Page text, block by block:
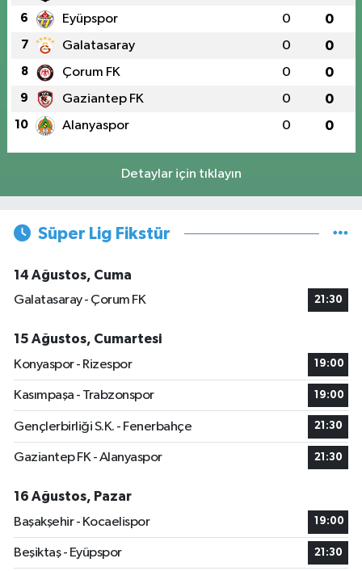
6 Eyüpspor 0 0
7 Galatasaray 0 0
8 Çorum FK 0 0
9 Gaziantep FK 0 0
10 Alanyaspor 0 0
Detaylar için tıklayın
Süper Lig Fikstür
14 Ağustos, Cuma
Galatasaray - Çorum FK
21:30
15 Ağustos, Cumartesi
Konyaspor - Rizespor
19:00
Kasımpaşa - Trabzonspor 19:00
Gençlerbirliği S.K. - Fenerbahçe 21:30
Gaziantep FK - Alanyaspor 21:30
16 Ağustos, Pazar
Başakşehir - Kocaelispor
19:00
Beşiktaş - Eyüpspor 21:30